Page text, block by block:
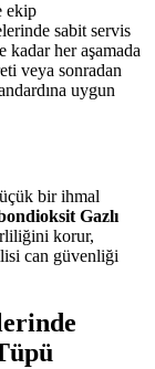
ekip
sabit servis
kadar her aşamada
veya sonradan
uygun
bir ihmal
Gazlı
korur,
can güvenliği